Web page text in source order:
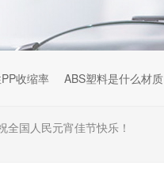
收缩率 ABS塑料是什么材质
全国人民元宵佳节快乐！